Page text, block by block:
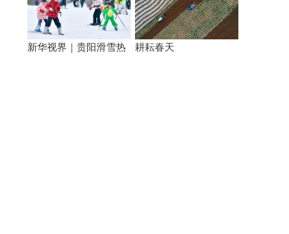
新华视界｜贵阳滑雪热 耕耘春天